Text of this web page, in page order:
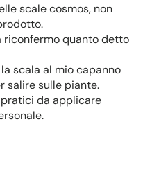
scale cosmos, non
riconfermo quanto detto
scala al mio capanno
salire sulle piante.
da applicare